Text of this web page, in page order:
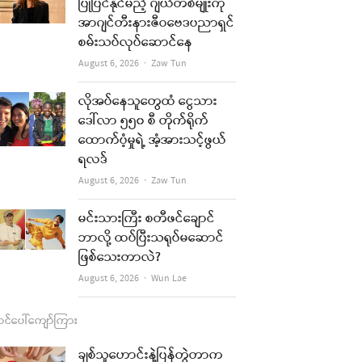
o
g
m
b
e
အာဂျင်တီးနားဇီဝဗေဒပညာရှင်
စမ်းသပ်လုပ်ဆောင်နေ
August 6, 2026 Author
Zaw Tun
လိုအပ်နေသူတွေထံ ငွေသား
ဒေါ်လာ ၅၅၀ စီ တိုက်ရိုက်
ထောက်ပံ့မှုရဲ့ အံ့အားသင့်ဖွယ်
ရလဒ်
August 6, 2026 Author
Zaw Tun
မင်းသားကြီး စတီဖင်ချောင်
ဘာလို့ ထပ်ပြီးသရုပ်မဆောင်
ဖြစ်သေးတာလဲ?
August 6, 2026 Author
Wun Lae
ပေါ်ကျော်ကြား
ချစ်သူဟောင်းနဲ့ပြန်တွဲတာက